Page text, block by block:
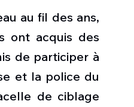
au fil des ans,
ont acquis des
de participer à
et la police du
de ciblage